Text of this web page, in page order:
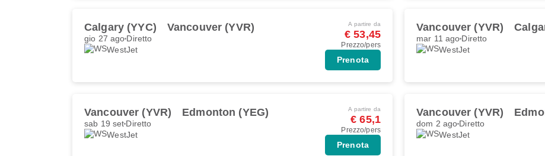
Calgary (YYC) Vancouver (YVR)
gio 27 ago Diretto
WestJet
A partire da
€ 53,45
Prezzo/pers
Prenota
Vancouver (YVR)
mar 11 ago Diretto
WestJet
Vancouver (YVR) Edmonton (YEG)
sab 19 set Diretto
WestJet
A partire da
€ 65,1
Prezzo/pers
Prenota
Vancouver (YVR)
dom 2 ago Diretto
WestJet